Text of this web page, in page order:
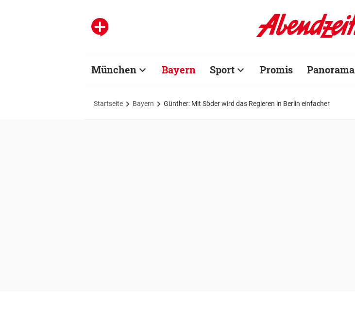
München Bayern Sport Promis Panorama
Startseite Bayern Günther: Mit Söder wird das Regieren in Berlin einfacher